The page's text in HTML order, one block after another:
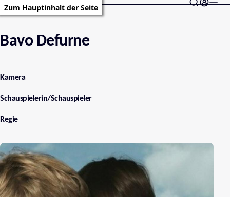
Zum Hauptinhalt der Seite
Bavo Defurne
Kamera
Schauspielerin/Schauspieler
Regie